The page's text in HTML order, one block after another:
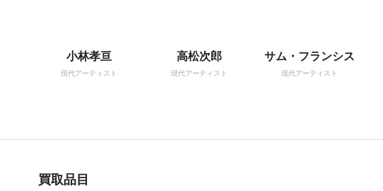
小林孝亘
現代アーティスト
高松次郎
現代アーティスト
サム・フランシス
現代アーティスト
買取品目